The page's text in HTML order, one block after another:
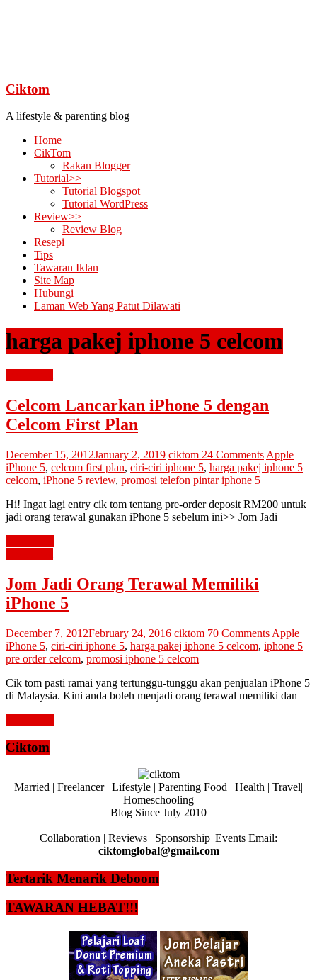
Ciktom
A lifestyle & parenting blog
Home
CikTom
Rakan Blogger
Tutorial>>
Tutorial Blogspot
Tutorial WordPress
Review>>
Review Blog
Resepi
Tips
Tawaran Iklan
Site Map
Hubungi
Laman Web Yang Patut Dilawati
harga pakej iphone 5 celcom
Celcom Lancarkan iPhone 5 dengan
Celcom First Plan
December 15, 2012January 2, 2019 ciktom 24 Comments Apple
iPhone 5, celcom first plan, ciri-ciri iphone 5, harga pakej iphone 5
celcom, iPhone 5 review, promosi telefon pintar iphone 5
Hi! Ingat lagi entry cik tom tentang pre-order deposit RM200 untuk
jadi orang terawal gunakan iPhone 5 sebelum ini>> Jom Jadi
Jom Jadi Orang Terawal Memiliki
iPhone 5
December 7, 2012February 24, 2016 ciktom 70 Comments Apple
iPhone 5, ciri-ciri iphone 5, harga pakej iphone 5 celcom, iphone 5
pre order celcom, promosi iphone 5 celcom
Cik tom pasti ramai yang tertunggu-tunggu akan penjualan iPhone 5
di Malaysia. Kini anda boleh menjadi orang terawal memiliki dan
Ciktom
Married | Freelancer | Lifestyle | Parenting Food | Health | Travel|
Homeschooling
Blog Since July 2010
Collaboration | Reviews | Sponsorship |Events Email:
ciktomglobal@gmail.com
Tertarik Menarik Deboom
TAWARAN HEBAT!!!